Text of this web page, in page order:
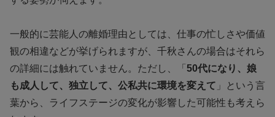
一般的に芸能人の離婚理由としては、仕事の忙しさや価値
観の相違などが挙げられますが、千秋さんの場合はそれら
の詳細には触れていません。ただし、「 50代になり、娘
も成人して、独立して、公私共に環境を変えて 」という言
葉から、ライフステージの変化が影響した可能性も考えら